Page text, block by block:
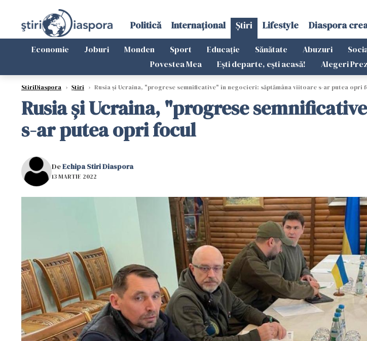
Politică Internațional Știri Lifestyle Diaspora
Economie Joburi Monden Sport Educație Sănătate Abuzuri
Povestea Mea
Ești departe, ești acasă! Alegeri
StiriDiaspora › Știri › Rusia și Ucraina, "progrese semnificative" în negocieri: săptămâna viitoare s-ar putea opri
Rusia și Ucraina, "progrese
s-ar putea opri focul
DeEchipa Stiri Diaspora
13 MARTIE 2022